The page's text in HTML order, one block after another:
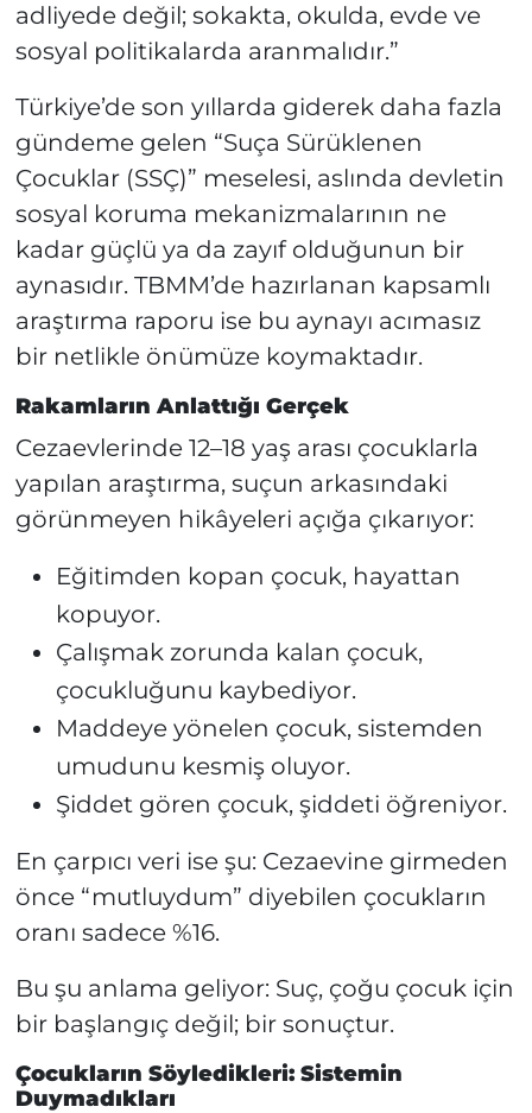
adliyede değil; sokakta, okulda, evde ve
sosyal politikalarda aranmalıdır.”
Türkiye’de son yıllarda giderek daha fazla
gündeme gelen “Suça Sürüklenen
Çocuklar (SSÇ)” meselesi, aslında devletin
sosyal koruma mekanizmalarının ne
kadar güçlü ya da zayıf olduğunun bir
aynasıdır. TBMM’de hazırlanan kapsamlı
araştırma raporu ise bu aynayı acımasız
bir netlikle önümüze koymaktadır.
Rakamların Anlattığı Gerçek
Cezaevlerinde 12–18 yaş arası çocuklarla
yapılan araştırma, suçun arkasındaki
görünmeyen hikâyeleri açığa çıkarıyor:
Eğitimden kopan çocuk, hayattan
kopuyor.
Çalışmak zorunda kalan çocuk,
çocukluğunu kaybediyor.
Maddeye yönelen çocuk, sistemden
umudunu kesmiş oluyor.
Şiddet gören çocuk, şiddeti öğreniyor.
En çarpıcı veri ise şu: Cezaevine girmeden
önce “mutluydum” diyebilen çocukların
oranı sadece %16.
Bu şu anlama geliyor: Suç, çoğu çocuk için
bir başlangıç değil; bir sonuçtur.
Çocukların Söyledikleri: Sistemin
Duymadıkları